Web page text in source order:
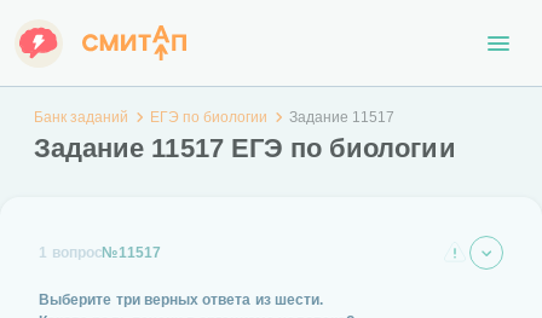
Банк заданий ЕГЭ по биологии Задание 11517
Задание 11517 ЕГЭ по биологии
1 вопрос№11517
Выберите три верных ответа из шести.